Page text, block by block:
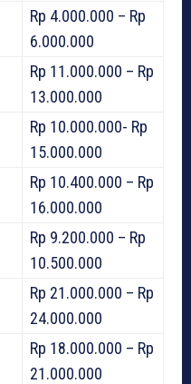
Rp 4.000.000 – Rp
6.000.000
Rp 11.000.000 – Rp
13.000.000
Rp 10.000.000- Rp
15.000.000
Rp 10.400.000 – Rp
16.000.000
Rp 9.200.000 – Rp
10.500.000
Rp 21.000.000 – Rp
24.000.000
Rp 18.000.000 – Rp
21.000.000